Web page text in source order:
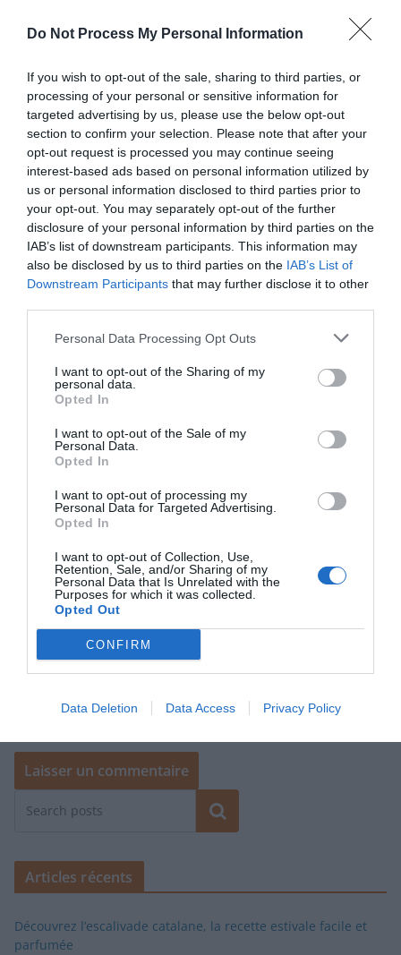
Do Not Process My Personal Information
If you wish to opt-out of the sale, sharing to third parties, or
processing of your personal or sensitive information for
targeted advertising by us, please use the below opt-out
section to confirm your selection. Please note that after your
opt-out request is processed you may continue seeing
interest-based ads based on personal information utilized by
us or personal information disclosed to third parties prior to
your opt-out. You may separately opt-out of the further
disclosure of your personal information by third parties on the
IAB’s list of downstream participants. This information may
also be disclosed by us to third parties on the IAB’s List of
Downstream Participants that may further disclose it to other
Personal Data Processing Opt Outs
I want to opt-out of the Sharing of my
personal data.
Opted In
I want to opt-out of the Sale of my
Personal Data.
Opted In
I want to opt-out of processing my
Personal Data for Targeted Advertising.
Opted In
I want to opt-out of Collection, Use,
Retention, Sale, and/or Sharing of my
Personal Data that Is Unrelated with the
Purposes for which it was collected.
Opted Out
CONFIRM
Data Deletion Data Access Privacy Policy
Votre adresse e-mail ne sera pas publiée.
Les champs
obligatoires sont indiqués avec*
Commentaire*
*
E-mail*
Enregistrer mon nom, mon e-mail et mon site dans le
Rechercher
Articles récents
Découvrez l’escalivade catalane, la recette estivale facile et
parfumée